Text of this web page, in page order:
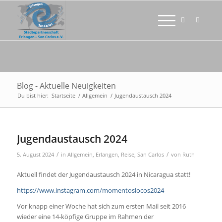
Blog - Aktuelle Neuigkeiten
Du bist hier: Startseite / Allgemein / Jugendaustausch 2024
Jugendaustausch 2024
5. August 2024 / in Allgemein, Erlangen, Reise, San Carlos / von Ruth
Aktuell findet der Jugendaustausch 2024 in Nicaragua statt!
https://www.instagram.com/momentoslocos2024
Vor knapp einer Woche hat sich zum ersten Mail seit 2016
wieder eine 14-köpfige Gruppe im Rahmen der